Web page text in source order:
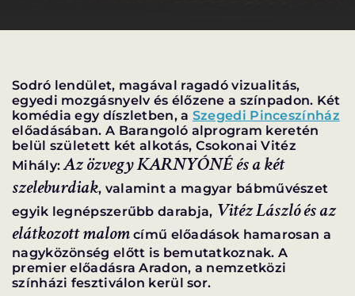
VÁNDORSZÍNHÁZ DÉRYNÉ TÁRSULAT
KÖZREMŰKÖDŐK:
STÁB
SZAKMAI BIZOTTSÁG
MENTOROK
Sodró lendület, magával ragadó vizualitás,
egyedi mozgásnyelv és élőzene a színpadon. Két
komédia egy díszletben, a Szegedi Pinceszínház
előadásában. A Barangoló alprogram keretén
belül született két alkotás, Csokonai Vitéz
Mihály:Az özvegy KARNYÓNÉ és a két
szeleburdiak, valamint a magyar bábművészet
egyik legnépszerűbb darabja, Vitéz László és az
elátkozott malom című előadások hamarosan a
nagyközönség előtt is bemutatkoznak. A
premier előadásra Aradon, a nemzetközi
színházi fesztiválon kerül sor.